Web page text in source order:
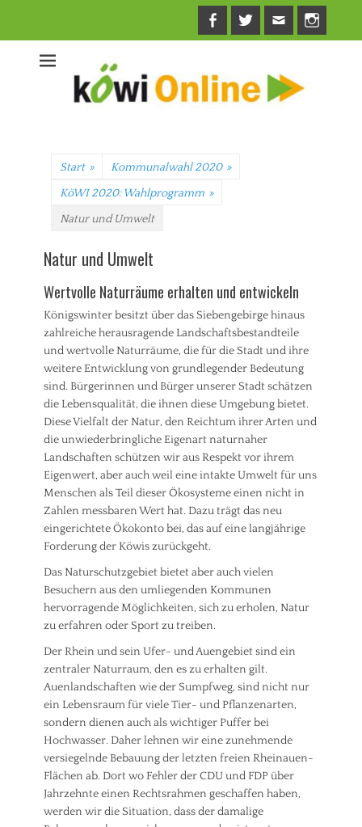
Facebook
Twitter
Mail
Start » Kommunalwahl 2020 »
KöWI 2020: Wahlprogramm »
Natur und Umwelt
Natur und Umwelt
Wertvolle Naturräume erhalten und entwickeln
Königswinter besitzt über das Siebengebirge hinaus
zahlreiche herausragende Landschaftsbestandteile
und wertvolle Naturräume, die für die Stadt und ihre
weitere Entwicklung von grundlegender Bedeutung
sind. Bürgerinnen und Bürger unserer Stadt schätzen
die Lebensqualität, die ihnen diese Umgebung bietet.
Diese Vielfalt der Natur, den Reichtum ihrer Arten und
die unwiederbringliche Eigenart naturnaher
Landschaften schützen wir aus Respekt vor ihrem
Eigenwert, aber auch weil eine intakte Umwelt für uns
Menschen als Teil dieser Ökosysteme einen nicht in
Zahlen messbaren Wert hat. Dazu trägt das neu
eingerichtete Ökokonto bei, das auf eine langjährige
Forderung der Köwis zurückgeht.
Das Naturschutzgebiet bietet aber auch vielen
Besuchern aus den umliegenden Kommunen
hervorragende Möglichkeiten, sich zu erholen, Natur
zu erfahren oder Sport zu treiben.
Der Rhein und sein Ufer- und Auengebiet sind ein
zentraler Naturraum, den es zu erhalten gilt.
Auenlandschaften wie der Sumpfweg, sind nicht nur
ein Lebensraum für viele Tier- und Pflanzenarten,
sondern dienen auch als wichtiger Puffer bei
Hochwasser. Daher lehnen wir eine zunehmende
versiegelnde Bebauung der letzten freien Rheinauen-
Flächen ab. Dort wo Fehler der CDU und FDP über
Jahrzehnte einen Rechtsrahmen geschaffen haben,
werden wir die Situation, dass der damalige